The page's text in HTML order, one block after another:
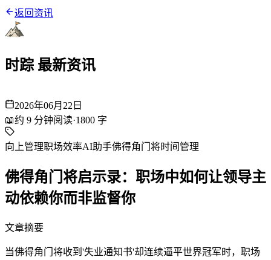
返回资讯
时踪 最新资讯
2026年06月22日
📖约 9 分钟阅读·1800 字
向上管理职场效率AI助手佛得角门将时间管理
佛得角门将启示录：职场中如何让领导主
动依赖你而非监督你
文章摘要
当佛得角门将收到'失业通知书'却连续逼平世界冠军时，职场